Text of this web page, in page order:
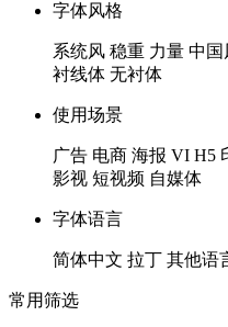
字体风格
系统风 稳重 力量 中国
衬线体 无衬体
使用场景
广告 电商 海报 VI H5
影视 短视频 自媒体
字体语言
简体中文 拉丁 其他语
常用筛选